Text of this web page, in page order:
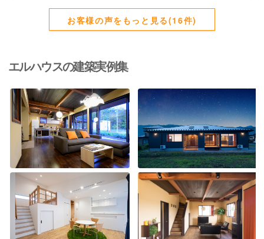
お客様の声をもっと見る(16件)
エルハウスの建築実例集